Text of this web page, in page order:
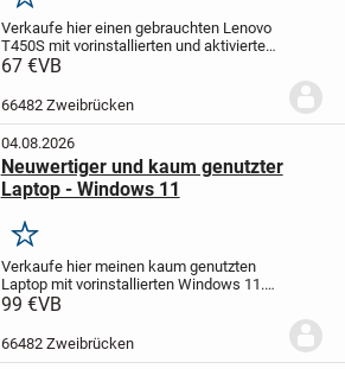
Verkaufe hier einen gebrauchten Lenovo
T450S mit vorinstallierten und aktivierten
Windows 11.
1920x1080)- Intel Prozessor mit 2,60 GHz
(Intel...
67 €VB
66482 Zweibrücken
04.08.2026
Neuwertiger und kaum genutzter
Laptop - Windows 11
Merken
Verkaufe hier meinen kaum genutzten
Laptop mit vorinstallierten Windows 11.
Das Geobook 140 hat höchstens zehn
hat folgende Merkmale :
99 €VB
66482 Zweibrücken